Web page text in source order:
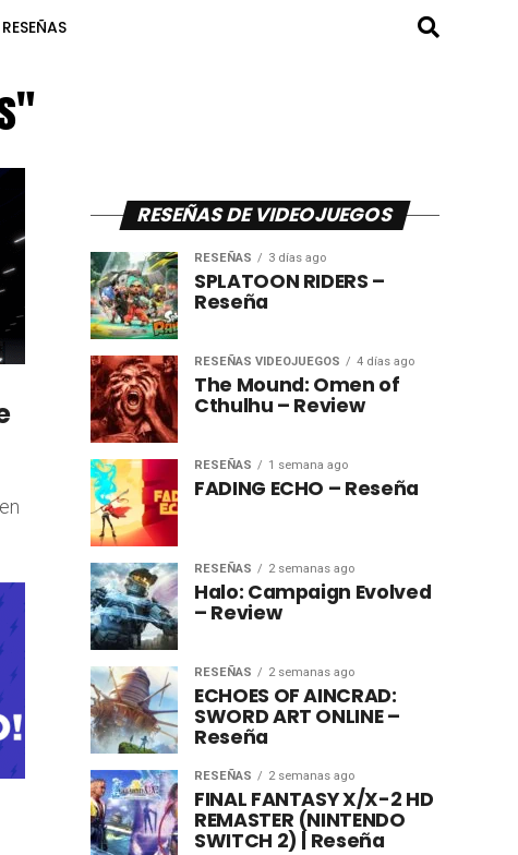
RESEÑAS
RESEÑAS DE VIDEOJUEGOS
RESEÑAS 3 días ago
SPLATOON RIDERS –
Reseña
RESEÑAS VIDEOJUEGOS 4 días ago
The Mound: Omen of
Cthulhu – Review
RESEÑAS 1 semana ago
FADING ECHO – Reseña
RESEÑAS 2 semanas ago
Halo: Campaign Evolved
– Review
RESEÑAS 2 semanas ago
ECHOES OF AINCRAD:
SWORD ART ONLINE –
Reseña
RESEÑAS 2 semanas ago
FINAL FANTASY X/X-2 HD
REMASTER (NINTENDO
SWITCH 2) | Reseña